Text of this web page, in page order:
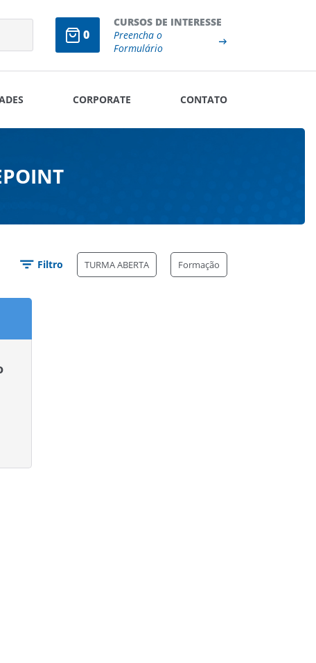
0
CURSOS DE INTERESSE
Preencha o
Formulário
CORPORATE CONTATO
Filtro TURMA ABERTA Formação